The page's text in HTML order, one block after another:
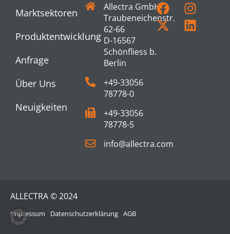
Marktsektoren
Produktentwicklung
Anfrage
Über Uns
Neuigkeiten
Allectra GmbH
Traubeneichenstr.
62-66
D-16567
Schönfliess b.
Berlin
+49-33056
78778-0
+49-33056
78778-5
info@allectra.com
ALLECTRA © 2024
Impressum Datenschutzerklärung AGB